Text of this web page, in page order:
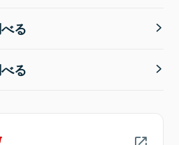
る
る